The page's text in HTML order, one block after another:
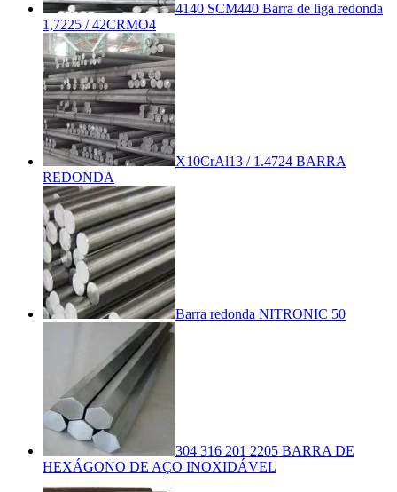
4140 SCM440 Barra de liga redonda
1,7225 / 42CRMO4
X10CrAl13 / 1.4724 BARRA
REDONDA
Barra redonda NITRONIC 50
304 316 201 2205 BARRA DE
HEXÁGONO DE AÇO INOXIDÁVEL